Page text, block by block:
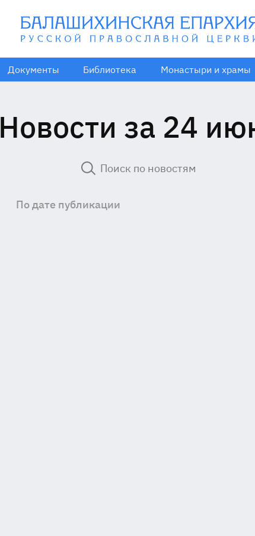
Документы Библиотека Монастыри и храмы
Новости за 24
По дате публикации